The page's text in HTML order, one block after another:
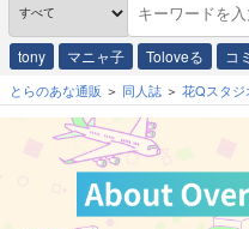
tony マニャ子 Toloveる コ
とらのあな通販 同人誌 花Qスタジ